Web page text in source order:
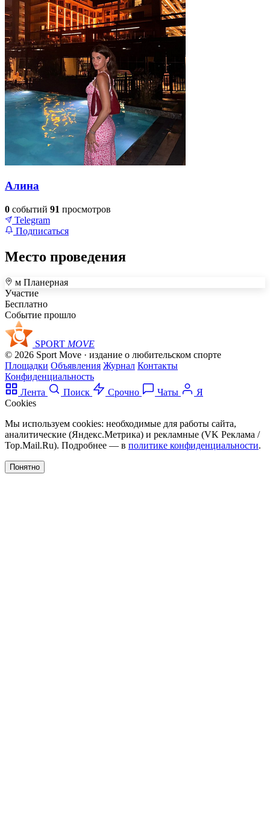
Алина
0 событий 91 просмотров
Telegram
Подписаться
Место проведения
+
–
м Планерная
Участие
Бесплатно
Событие прошло
SPORT MOVE
© 2026 Sport Move · издание о любительском спорте
Площадки Объявления Журнал Контакты
Конфиденциальность
Лента
Поиск Срочно Чаты
Я
Cookies
Мы используем cookies: необходимые для работы сайта,
аналитические (Яндекс.Метрика) и рекламные (VK Реклама /
Top.Mail.Ru). Подробнее — в политике конфиденциальности.
Понятно